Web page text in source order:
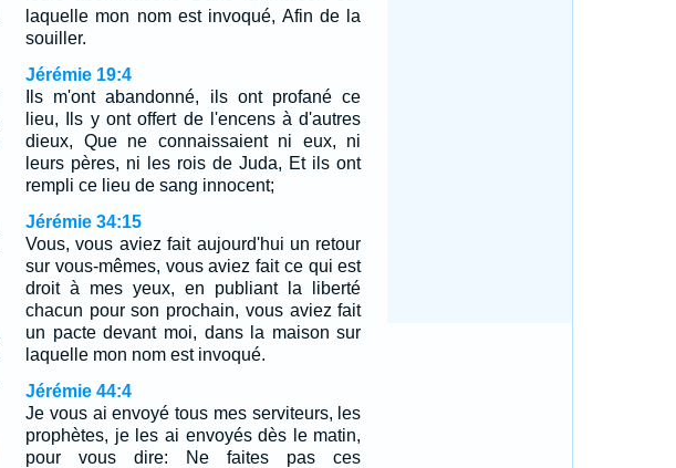
laquelle mon nom est invoqué, Afin de la
souiller.
Jérémie 19:4
Ils m'ont abandonné, ils ont profané ce
lieu, Ils y ont offert de l'encens à d'autres
dieux, Que ne connaissaient ni eux, ni
leurs pères, ni les rois de Juda, Et ils ont
rempli ce lieu de sang innocent;
Jérémie 34:15
Vous, vous aviez fait aujourd'hui un retour
sur vous-mêmes, vous aviez fait ce qui est
droit à mes yeux, en publiant la liberté
chacun pour son prochain, vous aviez fait
un pacte devant moi, dans la maison sur
laquelle mon nom est invoqué.
Jérémie 44:4
Je vous ai envoyé tous mes serviteurs, les
prophètes, je les ai envoyés dès le matin,
pour vous dire: Ne faites pas ces